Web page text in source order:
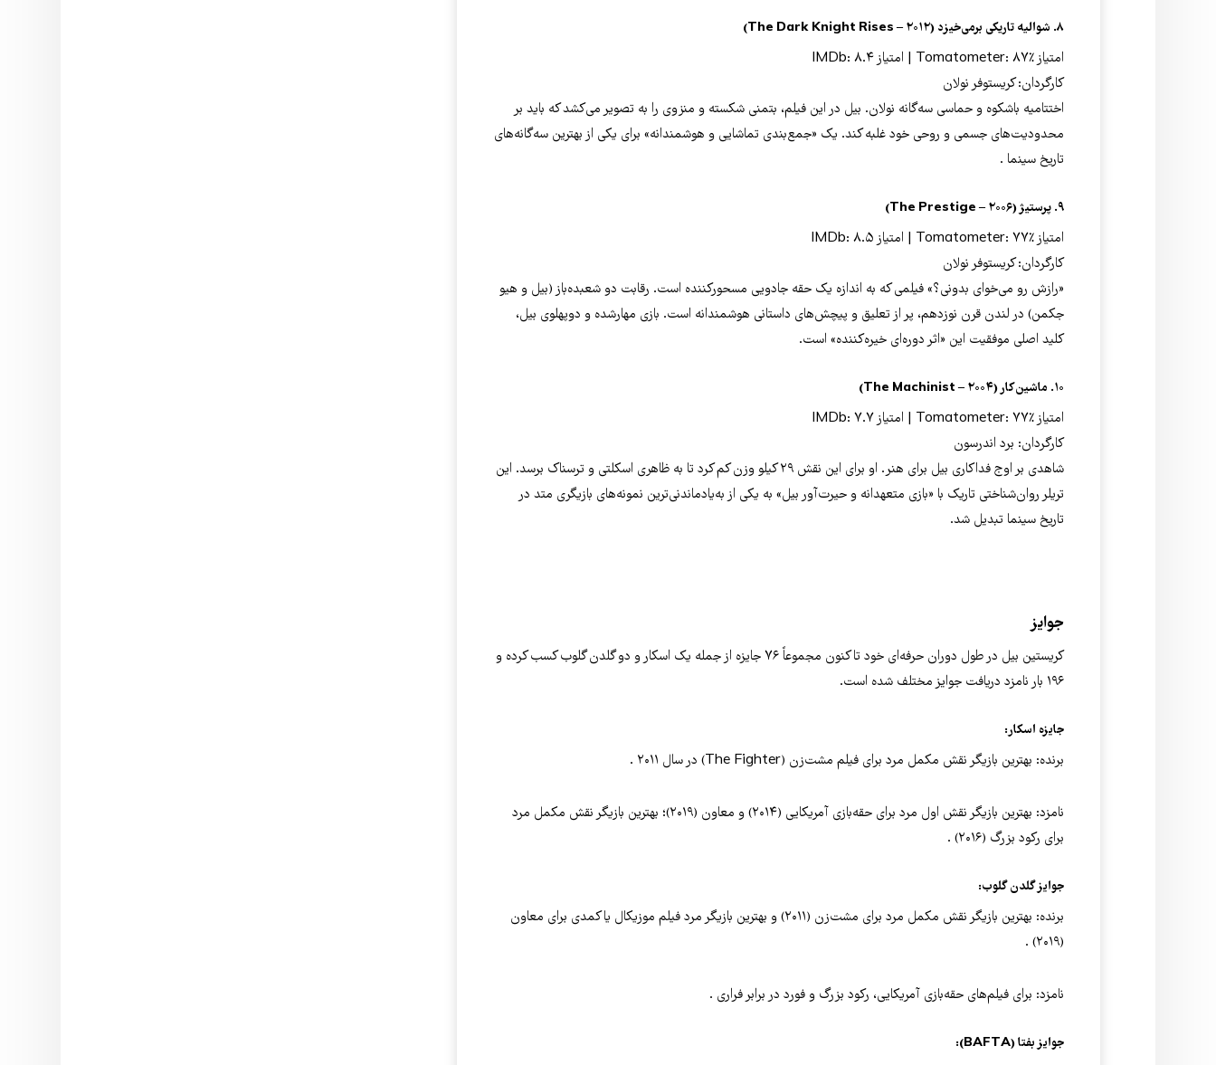
۸. شوالیه تاریکی برمی‌خیزد (The Dark Knight Rises – ۲۰۱۲)
امتیاز Tomatometer: ۸۷٪ | امتیاز IMDb: ۸.۴
کارگردان: کریستوفر نولان
اختتامیه باشکوه و حماسی سه‌گانه نولان. بیل در این فیلم، بتمنی شکسته و منزوی را به تصویر می‌کشد که باید بر
محدودیت‌های جسمی و روحی خود غلبه کند. یک «جمع‌بندی تماشایی و هوشمندانه» برای یکی از بهترین سه‌گانه‌های
تاریخ سینما .
۹. پرستیژ (The Prestige – ۲۰۰۶)
امتیاز Tomatometer: ۷۷٪ | امتیاز IMDb: ۸.۵
کارگردان: کریستوفر نولان
«رازش رو می‌خوای بدونی؟» فیلمی که به اندازه یک حقه جادویی مسحورکننده است. رقابت دو شعبده‌باز (بیل و هیو
جکمن) در لندن قرن نوزدهم، پر از تعلیق و پیچش‌های داستانی هوشمندانه است. بازی مهارشده و دوپهلوی بیل،
کلید اصلی موفقیت این «اثر دوره‌ای خیره‌کننده» است.
۱۰. ماشین‌کار (The Machinist – ۲۰۰۴)
امتیاز Tomatometer: ۷۷٪ | امتیاز IMDb: ۷.۷
کارگردان: برد اندرسون
شاهدی بر اوج فداکاری بیل برای هنر. او برای این نقش ۲۹ کیلو وزن کم کرد تا به ظاهری اسکلتی و ترسناک برسد. این
تریلر روان‌شناختی تاریک با «بازی متعهدانه و حیرت‌آور بیل» به یکی از به‌یادماندنی‌ترین نمونه‌های بازیگری متد در
تاریخ سینما تبدیل شد.
جوایز
کریستین بیل در طول دوران حرفه‌ای خود تا کنون مجموعاً ۷۶ جایزه از جمله یک اسکار و دو گلدن گلوب کسب کرده و
۱۹۶ بار نامزد دریافت جوایز مختلف شده است.
جایزه اسکار:
برنده: بهترین بازیگر نقش مکمل مرد برای فیلم مشت‌زن (The Fighter) در سال ۲۰۱۱ .
نامزد: بهترین بازیگر نقش اول مرد برای حقه‌بازی آمریکایی (۲۰۱۴) و معاون (۲۰۱۹)؛ بهترین بازیگر نقش مکمل مرد
برای رکود بزرگ (۲۰۱۶) .
جوایز گلدن گلوب:
برنده: بهترین بازیگر نقش مکمل مرد برای مشت‌زن (۲۰۱۱) و بهترین بازیگر مرد فیلم موزیکال یا کمدی برای معاون
(۲۰۱۹) .
نامزد: برای فیلم‌های حقه‌بازی آمریکایی، رکود بزرگ و فورد در برابر فراری .
جوایز بفتا (BAFTA):